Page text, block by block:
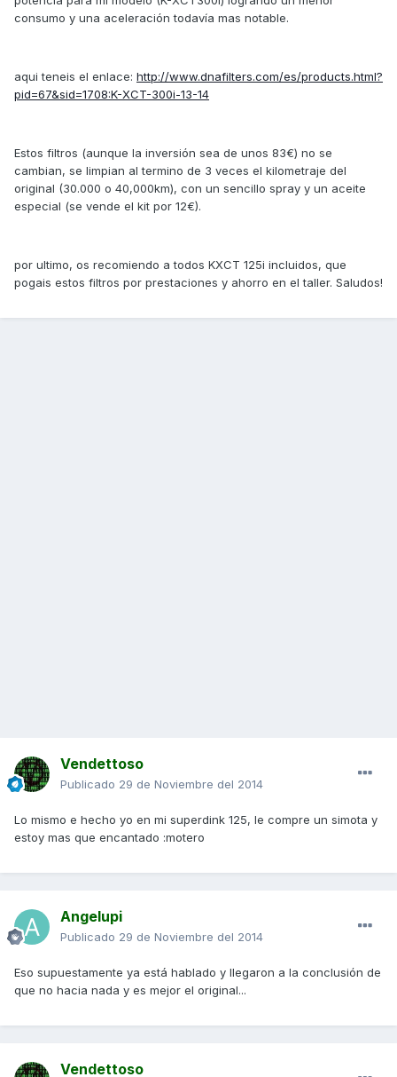
consumo y una aceleración todavía mas notable.
aqui teneis el enlace: http://www.dnafilters.com/es/products.html?
pid=67&sid=1708:K-XCT-300i-13-14
Estos filtros (aunque la inversión sea de unos 83€) no se
cambian, se limpian al termino de 3 veces el kilometraje del
original (30.000 o 40,000km), con un sencillo spray y un aceite
especial (se vende el kit por 12€).
por ultimo, os recomiendo a todos KXCT 125i incluidos, que
pogais estos filtros por prestaciones y ahorro en el taller. Saludos!
Vendettoso
Publicado 29 de Noviembre del 2014
Lo mismo e hecho yo en mi superdink 125, le compre un simota y
estoy mas que encantado :motero
Angelupi
Publicado 29 de Noviembre del 2014
Eso supuestamente ya está hablado y llegaron a la conclusión de
que no hacia nada y es mejor el original...
Vendettoso